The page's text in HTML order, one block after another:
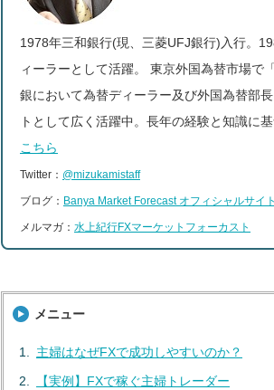
1978年三和銀行(現、三菱UFJ銀行)入行。
ィーラーとして活躍。 東京外国為替市場で
銀において為替ディーラー及び外国為替部
トとして広く活躍中。長年の経験と知識に
こちら
Twitter： @mizukamistaff
ブログ： Banya Market Forecast オフィシャルサイト
メルマガ： 水上紀行FXマーケットフォーカスト
メニュー
主婦はなぜFXで成功しやすいのか？
【実例】FXで稼ぐ主婦トレーダー